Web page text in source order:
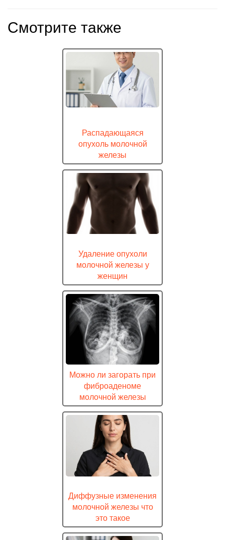
Смотрите также
Распадающаяся
опухоль молочной
железы
Удаление опухоли
молочной железы у
женщин
Можно ли загорать при
фиброаденоме
молочной железы
Диффузные изменения
молочной железы что
это такое